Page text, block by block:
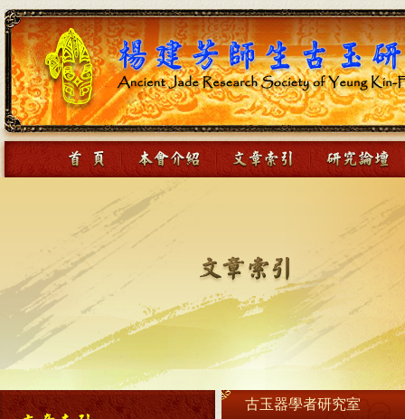
古玉器學者研究室